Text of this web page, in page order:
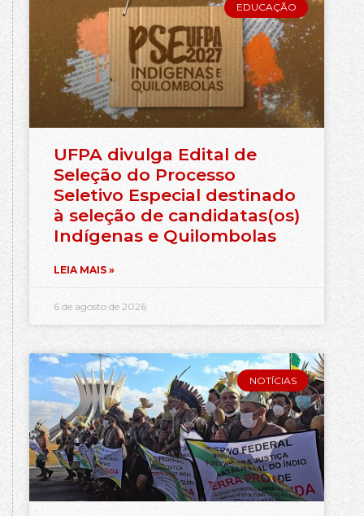
EDUCAÇÃO
UFPA divulga Edital de
Seleção do Processo
Seletivo Especial destinado
à seleção de candidatas(os)
Indígenas e Quilombolas
LEIA MAIS »
6 de agosto de 2026
NOTÍCIAS